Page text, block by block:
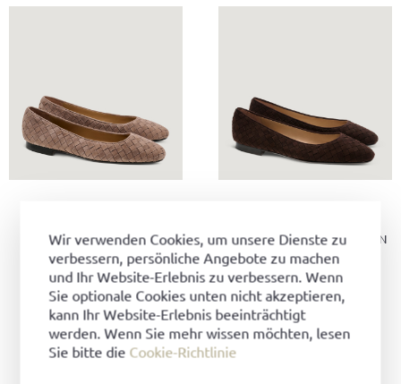
Wir verwenden Cookies, um unsere Dienste zu
verbessern, persönliche Angebote zu machen
und Ihr Website-Erlebnis zu verbessern. Wenn
Sie optionale Cookies unten nicht akzeptieren,
kann Ihr Website-Erlebnis beeinträchtigt
werden. Wenn Sie mehr wissen möchten, lesen
Sie bitte die Cookie-Richtlinie
FLECHTLEDER, TAUPE
559,00 EUR
FLECHTLEDER, DUNKELBRAUN
559,00 EUR